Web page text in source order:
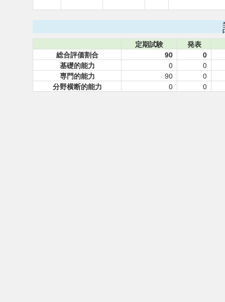
定期試験
発表
総合評価割合
90
0
基礎的能力
0
0
専門的能力
90
0
分野横断的能力
0 0